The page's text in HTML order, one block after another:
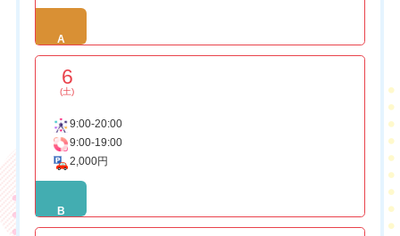
A
6
(土)
9:00-20:00
9:00-19:00
2,000円
B